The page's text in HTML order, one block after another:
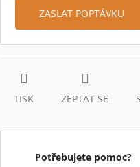
ZASLAT POPTÁVKU
TISK ZEPTAT SE
Potřebujete pomoc?